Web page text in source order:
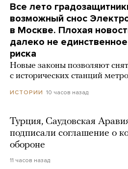
Все лето
возможный снос
в Москве. Плохая
далеко не
риска
Новые законы позволяют
с исторических станций метро
ИСТОРИИ 10 часов назад
Турция, Саудовская
подписали соглашение о
обороне
11 часов назад